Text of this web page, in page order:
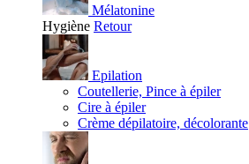
Mélatonine
Hygiène Retour
Epilation
Coutellerie, Pince à épiler
Cire à épiler
Crème dépilatoire, décolorante